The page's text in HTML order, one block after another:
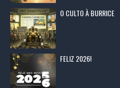
O CULTO À BURRICE
FELIZ 2026!